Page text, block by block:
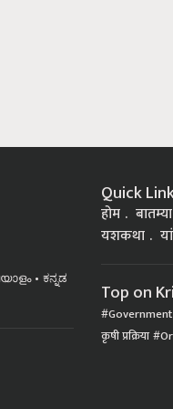
ಕನ್ನಡ
Quick
होम बातम्या
यशकथा
Top on
कृषी प्रक्रिया